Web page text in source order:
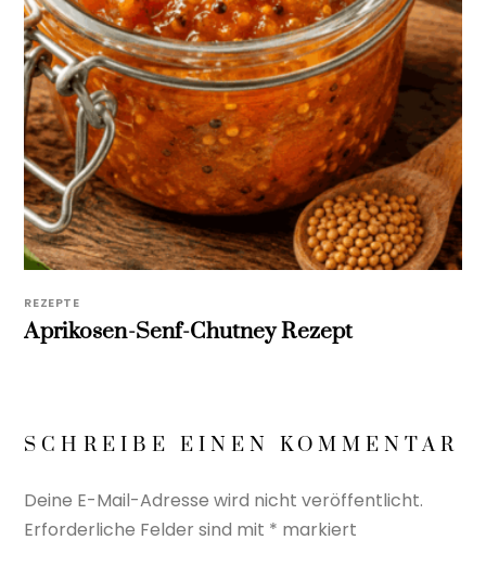
REZEPTE
Aprikosen-Senf-Chutney Rezept
SCHREIBE EINEN KOMMENTAR
Deine E-Mail-Adresse wird nicht veröffentlicht.
Erforderliche Felder sind mit * markiert